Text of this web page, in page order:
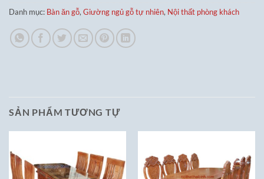
Danh mục: Bàn ăn gỗ, Giường ngủ gỗ tự nhiên, Nội thất phòng khách
SẢN PHẨM TƯƠNG TỰ